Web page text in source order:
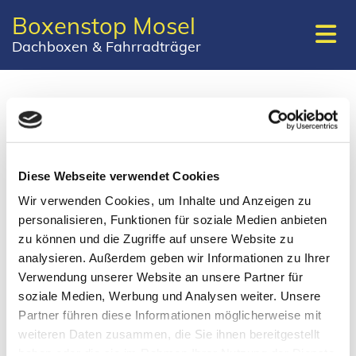
Diese Webseite verwendet Cookies
Wir verwenden Cookies, um Inhalte und Anzeigen zu
personalisieren, Funktionen für soziale Medien anbieten
zu können und die Zugriffe auf unsere Website zu
analysieren. Außerdem geben wir Informationen zu Ihrer
Verwendung unserer Website an unsere Partner für
soziale Medien, Werbung und Analysen weiter. Unsere
Partner führen diese Informationen möglicherweise mit
weiteren Daten zusammen, die Sie ihnen bereitgestellt
Boxenstop Mosel
Dachboxen & Fahrradträger
Impressum
Fährstraße 10
56841 Traben-Trarbach-Wolf
Telefon:0171 7563458
E-Mail:tomcatweyrich@web.de
Inhaber: Thomas Weyrich